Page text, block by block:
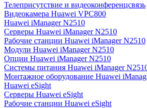
Телеприсутствие и видеоконференцсвязь
Видеокамера Huawei VPC800
Huawei iManager N2510
Серверы Huawei iManager N2510
Рабочие станции Huawei iManager N2510
Модули Huawei iManager N2510
Опции Huawei iManager N2510
Системы питания Huawei iManager
Монтажное оборудование Huawei
Huawei eSight
Серверы Huawei eSight
Рабочие станции Huawei eSight